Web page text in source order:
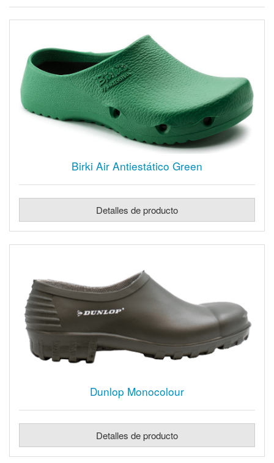
Birki Air Antiestático Green
Detalles de producto
Dunlop Monocolour
Detalles de producto